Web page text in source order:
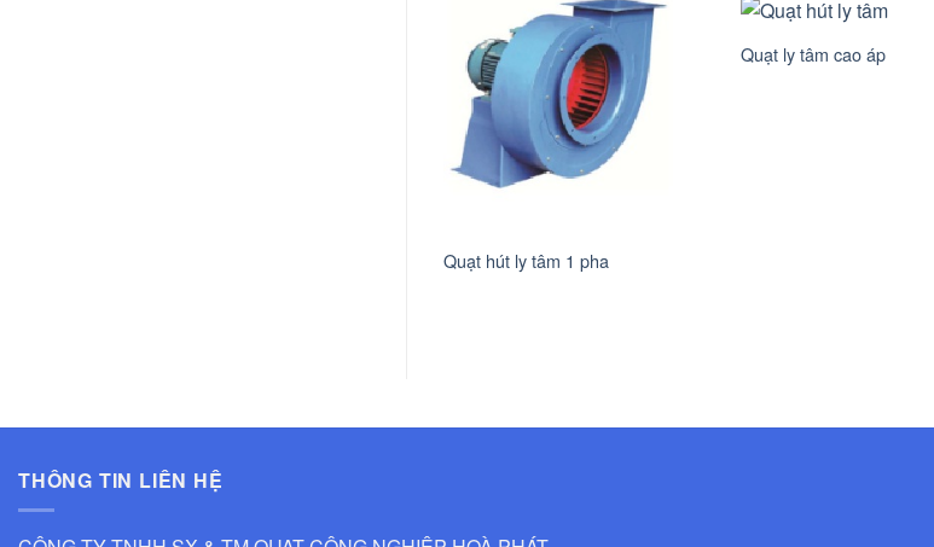
Quạt hút ly tâm 1 pha
Quạt ly tâm cao áp
THÔNG TIN LIÊN HỆ